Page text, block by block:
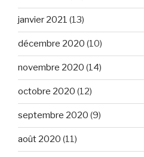
janvier 2021 (13)
décembre 2020 (10)
novembre 2020 (14)
octobre 2020 (12)
septembre 2020 (9)
août 2020 (11)